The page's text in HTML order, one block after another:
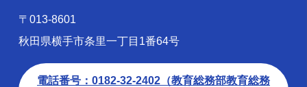
〒013-8601
秋田県横手市条里一丁目1番64号
電話番号：0182-32-2402（教育総務部教育総務